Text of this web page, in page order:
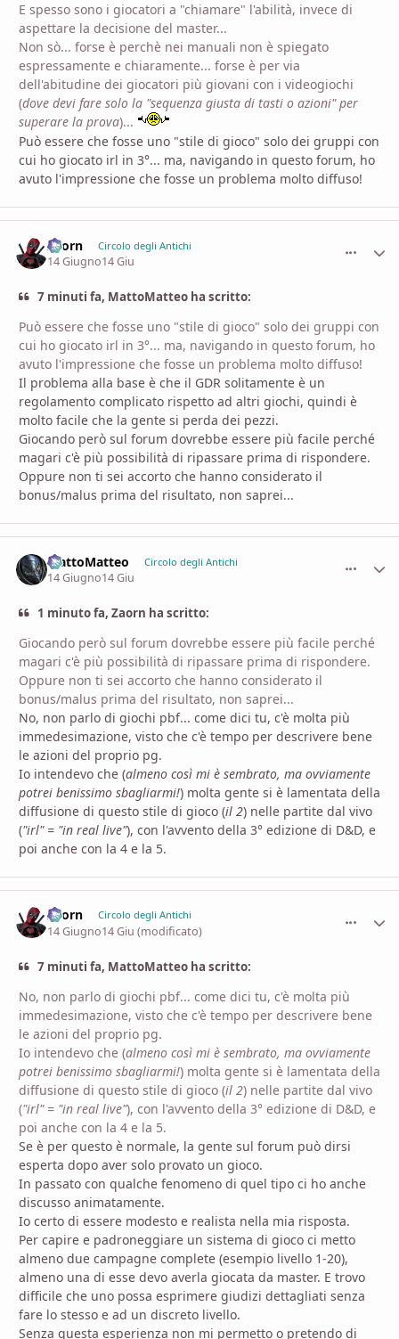
E spesso sono i giocatori a "chiamare" l'abilità, invece di
aspettare la decisione del master...
Non sò... forse è perchè nei manuali non è spiegato
espressamente e chiaramente... forse è per via
dell'abitudine dei giocatori più giovani con i videogiochi
(dove devi fare solo la "sequenza giusta di tasti o azioni" per
superare la prova)...
Può essere che fosse uno "stile di gioco" solo dei gruppi con
cui ho giocato irl in 3°... ma, navigando in questo forum, ho
avuto l'impressione che fosse un problema molto diffuso!
Zaorn Circolo degli Antichi
14 Giugno14 Giu
7 minuti fa, MattoMatteo ha scritto:
Può essere che fosse uno "stile di gioco" solo dei gruppi con
cui ho giocato irl in 3°... ma, navigando in questo forum, ho
avuto l'impressione che fosse un problema molto diffuso!
Il problema alla base è che il GDR solitamente è un
regolamento complicato rispetto ad altri giochi, quindi è
molto facile che la gente si perda dei pezzi.
Giocando però sul forum dovrebbe essere più facile perché
magari c'è più possibilità di ripassare prima di rispondere.
Oppure non ti sei accorto che hanno considerato il
bonus/malus prima del risultato, non saprei...
MattoMatteo Circolo degli Antichi
14 Giugno14 Giu
1 minuto fa, Zaorn ha scritto:
Giocando però sul forum dovrebbe essere più facile perché
magari c'è più possibilità di ripassare prima di rispondere.
Oppure non ti sei accorto che hanno considerato il
bonus/malus prima del risultato, non saprei...
No, non parlo di giochi pbf... come dici tu, c'è molta più
immedesimazione, visto che c'è tempo per descrivere bene
le azioni del proprio pg.
Io intendevo che (almeno così mi è sembrato, ma ovviamente
potrei benissimo sbagliarmi!) molta gente si è lamentata della
diffusione di questo stile di gioco (il 2) nelle partite dal vivo
("irl" = "in real live"), con l'avvento della 3° edizione di D&D, e
poi anche con la 4 e la 5.
Zaorn Circolo degli Antichi
14 Giugno14 Giu (modificato)
7 minuti fa, MattoMatteo ha scritto:
No, non parlo di giochi pbf... come dici tu, c'è molta più
immedesimazione, visto che c'è tempo per descrivere bene
le azioni del proprio pg.
Io intendevo che (almeno così mi è sembrato, ma ovviamente
potrei benissimo sbagliarmi!) molta gente si è lamentata della
diffusione di questo stile di gioco (il 2) nelle partite dal vivo
("irl" = "in real live"), con l'avvento della 3° edizione di D&D, e
poi anche con la 4 e la 5.
Se è per questo è normale, la gente sul forum può dirsi
esperta dopo aver solo provato un gioco.
In passato con qualche fenomeno di quel tipo ci ho anche
discusso animatamente.
Io certo di essere modesto e realista nella mia risposta.
Per capire e padroneggiare un sistema di gioco ci metto
almeno due campagne complete (esempio livello 1-20),
almeno una di esse devo averla giocata da master. E trovo
difficile che uno possa esprimere giudizi dettagliati senza
fare lo stesso e ad un discreto livello.
Senza questa esperienza non mi permetto o pretendo di